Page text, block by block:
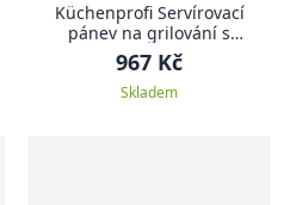
Küchenprofi Servírovací
pánev na grilování s
prkénkem, oválná
967 Kč
Skladem